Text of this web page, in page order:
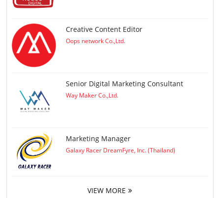
Creative Content Editor
Oops network Co.,Ltd.
Senior Digital Marketing Consultant
Way Maker Co.,Ltd.
Marketing Manager
Galaxy Racer DreamFyre, Inc. (Thailand)
VIEW MORE